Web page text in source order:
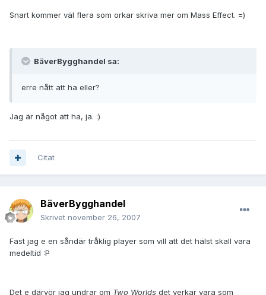
Snart kommer väl flera som orkar skriva mer om Mass Effect. =)
BäverBygghandel sa:
erre nått att ha eller?
Jag är något att ha, ja. :)
Citat
BäverBygghandel
Skrivet november 26, 2007
Fast jag e en såndär tråklig player som vill att det hälst skall vara
medeltid :P
Det e därvör jag undrar om Two Worlds det verkar vara som